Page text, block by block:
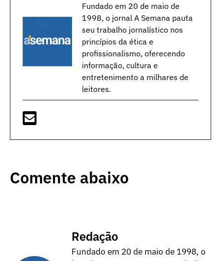
Fundado em 20 de maio de
1998, o jornal A Semana pauta
seu trabalho jornalístico nos
princípios da ética e
profissionalismo, oferecendo
informação, cultura e
entretenimento a milhares de
leitores.
Comente abaixo
Redação
Fundado em 20 de maio de 1998, o